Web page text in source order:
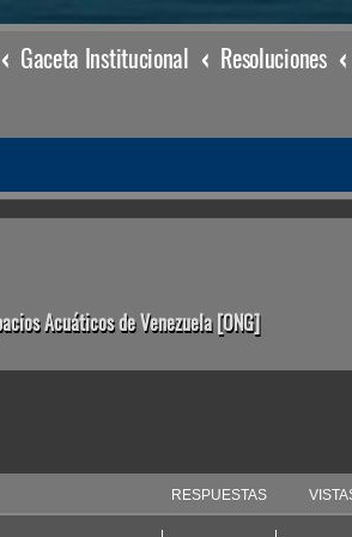
Gaceta Institucional Resoluciones
Acuáticos de Venezuela [ONG]
RESPUESTAS